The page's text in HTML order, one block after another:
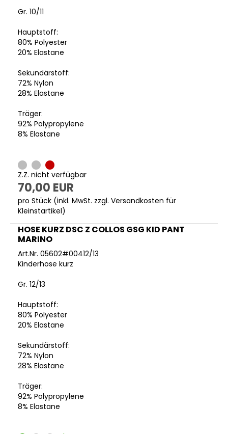
Gr. 10/11
Hauptstoff:
80% Polyester
20% Elastane
Sekundärstoff:
72% Nylon
28% Elastane
Träger:
92% Polypropylene
8% Elastane
Z.Z. nicht verfügbar
70,00 EUR
pro Stück (inkl. MwSt. zzgl. Versandkosten für
Kleinstartikel)
HOSE KURZ DSC Z COLLOS GSG KID PANT
MARINO
Art.Nr. 05602#00412/13
Kinderhose kurz
Gr. 12/13
Hauptstoff:
80% Polyester
20% Elastane
Sekundärstoff:
72% Nylon
28% Elastane
Träger:
92% Polypropylene
8% Elastane